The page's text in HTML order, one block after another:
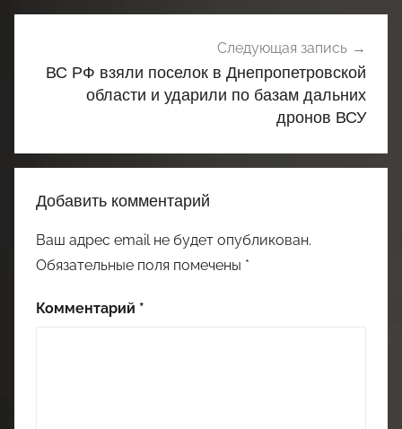
Следующая запись
ВС РФ взяли поселок в Днепропетровской
области и ударили по базам дальних
дронов ВСУ
Добавить комментарий
Ваш адрес email не будет опубликован.
Обязательные поля помечены *
Комментарий *